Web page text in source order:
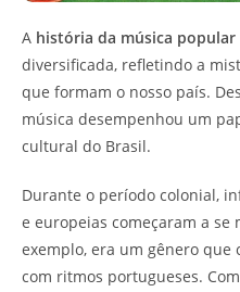
A história da música popular
diversificada, refletindo a
que formam o nosso país.
música desempenhou um
cultural do Brasil.
Durante o período colonial,
e europeias começaram a se
exemplo, era um gênero que
com ritmos portugueses.